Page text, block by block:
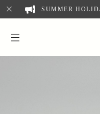
SUMMER